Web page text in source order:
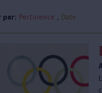
par: Pertinence Date